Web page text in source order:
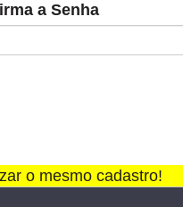
a Senha
o mesmo cadastro!